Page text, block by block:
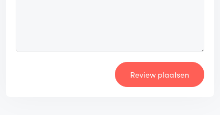
Review plaatsen